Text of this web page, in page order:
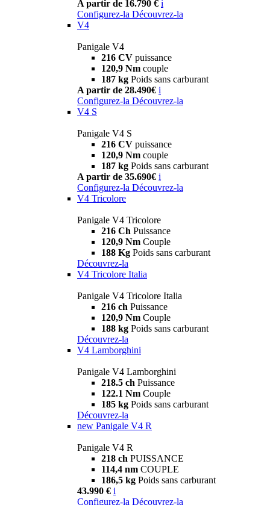
A partir de 16.790 € i
Configurez-la Découvrez-la
V4
Panigale V4
216 CV puissance
120,9 Nm couple
187 kg Poids sans carburant
A partir de 28.490€ i
Configurez-la Découvrez-la
V4 S
Panigale V4 S
216 CV puissance
120,9 Nm couple
187 kg Poids sans carburant
A partir de 35.690€ i
Configurez-la Découvrez-la
V4 Tricolore
Panigale V4 Tricolore
216 Ch Puissance
120,9 Nm Couple
188 Kg Poids sans carburant
Découvrez-la
V4 Tricolore Italia
Panigale V4 Tricolore Italia
216 ch Puissance
120,9 Nm Couple
188 kg Poids sans carburant
Découvrez-la
V4 Lamborghini
Panigale V4 Lamborghini
218.5 ch Puissance
122.1 Nm Couple
185 kg Poids sans carburant
Découvrez-la
new Panigale V4 R
Panigale V4 R
218 ch PUISSANCE
114,4 nm COUPLE
186,5 kg Poids sans carburant
43.990 € i
Configurez-la Découvrez-la